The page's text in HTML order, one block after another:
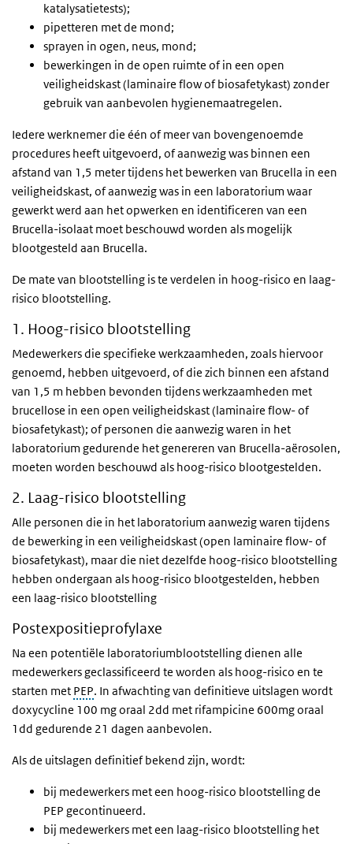
katalysatietests);
pipetteren met de mond;
sprayen in ogen, neus, mond;
bewerkingen in de open ruimte of in een open
veiligheidskast (laminaire flow of biosafetykast) zonder
gebruik van aanbevolen hygienemaatregelen.
Iedere werknemer die één of meer van bovengenoemde
procedures heeft uitgevoerd, of aanwezig was binnen een
afstand van 1,5 meter tijdens het bewerken van Brucella in een
veiligheidskast, of aanwezig was in een laboratorium waar
gewerkt werd aan het opwerken en identificeren van een
Brucella-isolaat moet beschouwd worden als mogelijk
blootgesteld aan Brucella.
De mate van blootstelling is te verdelen in hoog-risico en laag-
risico blootstelling.
1. Hoog-risico blootstelling
Medewerkers die specifieke werkzaamheden, zoals hiervoor
genoemd, hebben uitgevoerd, of die zich binnen een afstand
van 1,5 m hebben bevonden tijdens werkzaamheden met
brucellose in een open veiligheidskast (laminaire flow- of
biosafetykast); of personen die aanwezig waren in het
laboratorium gedurende het genereren van Brucella-aërosolen,
moeten worden beschouwd als hoog-risico blootgestelden.
2. Laag-risico blootstelling
Alle personen die in het laboratorium aanwezig waren tijdens
de bewerking in een veiligheidskast (open laminaire flow- of
biosafetykast), maar die niet dezelfde hoog-risico blootstelling
hebben ondergaan als hoog-risico blootgestelden, hebben
een laag-risico blootstelling
Postexpositieprofylaxe
Na een potentiële laboratoriumblootstelling dienen alle
medewerkers geclassificeerd te worden als hoog-risico en te
starten met PEP. In afwachting van definitieve uitslagen wordt
doxycycline 100 mg oraal 2dd met rifampicine 600mg oraal
1dd gedurende 21 dagen aanbevolen.
Als de uitslagen definitief bekend zijn, wordt:
bij medewerkers met een hoog-risico blootstelling de
PEP gecontinueerd.
bij medewerkers met een laag-risico blootstelling het